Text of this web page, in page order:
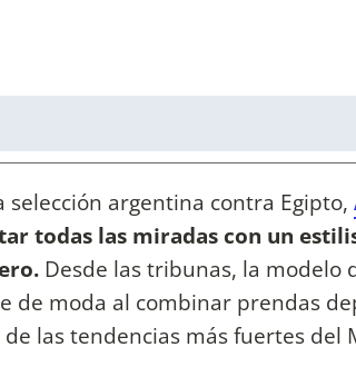
argentina contra Egipto,
todas las miradas con un
Desde las tribunas, la modelo
de moda al combinar prendas
las tendencias más fuertes del